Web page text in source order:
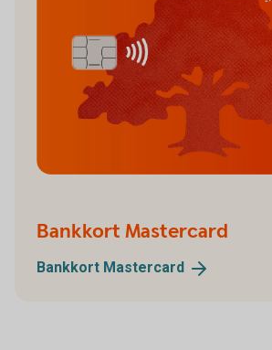
Bankkort Mastercard
Bankkort Mastercard